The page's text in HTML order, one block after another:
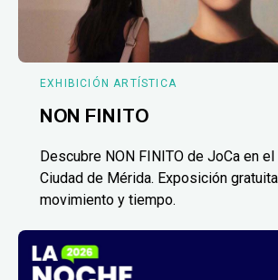
EXHIBICIÓN ARTÍSTICA
NON FINITO
Descubre NON FINITO de JoCa en
Ciudad de Mérida. Exposición
movimiento y tiempo.